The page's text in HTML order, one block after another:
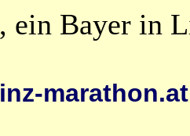
, ein Bayer in
marathon.at